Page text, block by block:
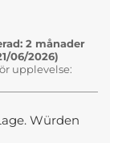
2 månader
06/2026)
upplevelse:
Würden